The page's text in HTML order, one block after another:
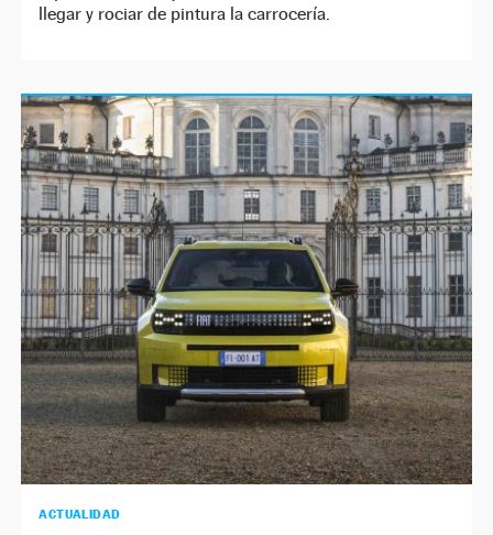
llegar y rociar de pintura la carrocería.
ACTUALIDAD